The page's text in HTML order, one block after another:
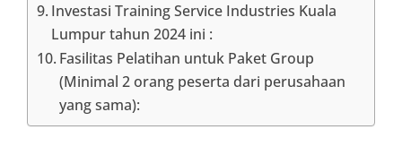
Investasi Training Service Industries Kuala
Lumpur tahun 2024 ini :
Fasilitas Pelatihan untuk Paket Group
(Minimal 2 orang peserta dari perusahaan
yang sama):